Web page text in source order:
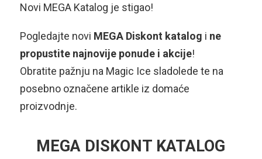
Novi MEGA Katalog je stigao!
Pogledajte novi MEGA Diskont katalog i ne
propustite najnovije ponude i akcije!
Obratite pažnju na Magic Ice sladolede te na
posebno označene artikle iz domaće
proizvodnje.
MEGA DISKONT KATALOG